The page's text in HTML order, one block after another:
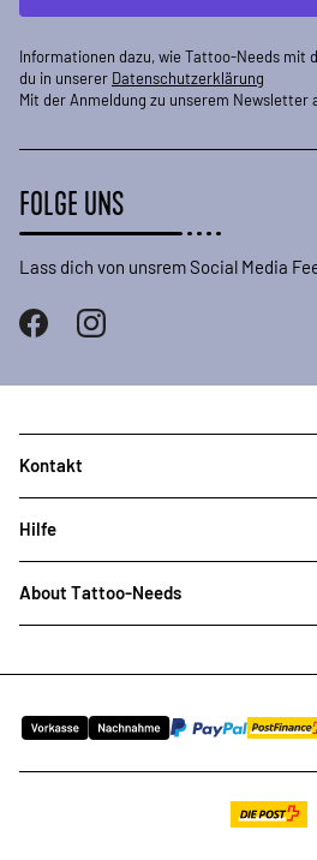
Informationen dazu, wie Tattoo-Needs mit
du in unserer Datenschutzerklärung
Mit der Anmeldung zu unserem Newsletter
FOLGE UNS
Lass dich von unsrem Social Media
Kontakt
Hilfe
About Tattoo-Needs